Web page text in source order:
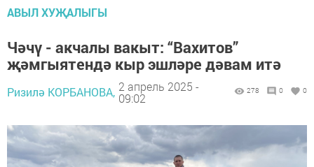
АВЫЛ ХУҖАЛЫГЫ
Чәчү - акчалы вакыт: “Вахитов”
җәмгыятендә кыр эшләре дәвам итә
Ризилә КОРБАНОВА, 2 апрель 2025 -
09:02
278 0 0